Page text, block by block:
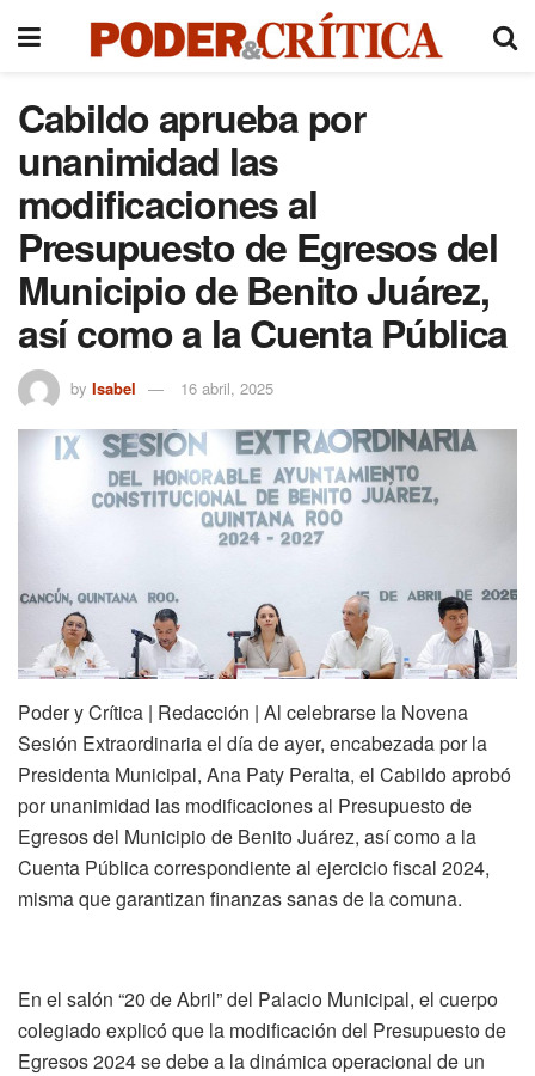
Cabildo aprueba por
unanimidad las
modificaciones al
Presupuesto de Egresos del
Municipio de Benito Juárez,
así como a la Cuenta Pública
by Isabel 16 abril, 2025
Poder y Crítica | Redacción | Al celebrarse la Novena
Sesión Extraordinaria el día de ayer, encabezada por la
Presidenta Municipal, Ana Paty Peralta, el Cabildo aprobó
por unanimidad las modificaciones al Presupuesto de
Egresos del Municipio de Benito Juárez, así como a la
Cuenta Pública correspondiente al ejercicio fiscal 2024,
misma que garantizan finanzas sanas de la comuna.
En el salón “20 de Abril” del Palacio Municipal, el cuerpo
colegiado explicó que la modificación del Presupuesto de
Egresos 2024 se debe a la dinámica operacional de un